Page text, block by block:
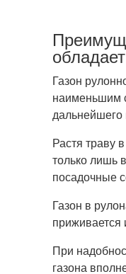
Газон
наименьшим
Растя траву
только лишь
посадочные
Газон в
приживается
При
газона